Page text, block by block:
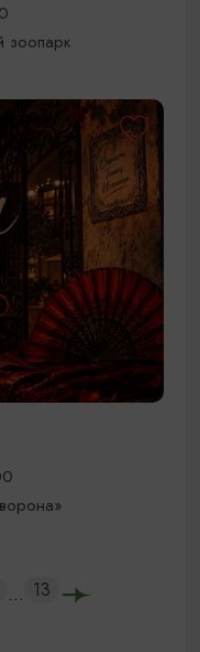
зоопарк
... 13